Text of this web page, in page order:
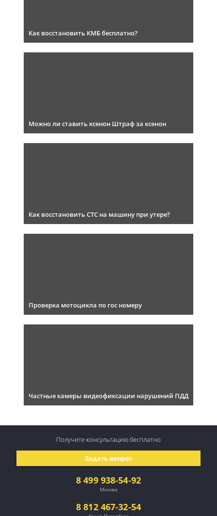
Как восстановить КМБ бесплатно?
Можно ли ставить ксенон Штраф за ксенон
Как восстановить СТС на машину при утере?
Проверка мотоцикла по гос номеру
Частные камеры видеофиксации нарушений ПДД
8 499 938-54-92
Москва
8 812 467-32-54
Задать вопрос
Получите консультациюбесплатно